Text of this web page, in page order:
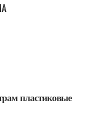
пластиковые